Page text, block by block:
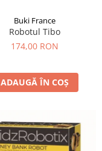
Buki France
Robotul Tibo
174,00 RON
ADAUGĂ ÎN COȘ